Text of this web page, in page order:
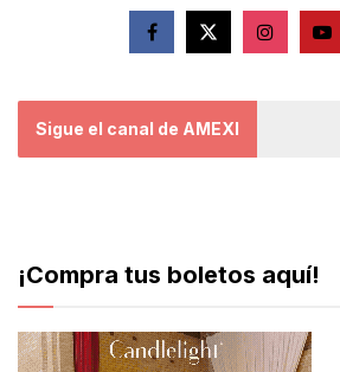
Sigue el canal de AMEXI
¡Compra tus boletos aquí!